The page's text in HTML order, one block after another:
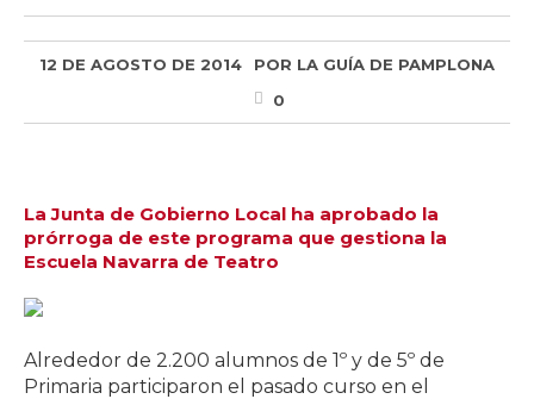
12 DE AGOSTO DE 2014 POR LA GUÍA DE PAMPLONA
0
La Junta de Gobierno Local ha aprobado la
prórroga de este programa que gestiona la
Escuela Navarra de Teatro
Alrededor de 2.200 alumnos de 1º y de 5º de
Primaria participaron el pasado curso en el